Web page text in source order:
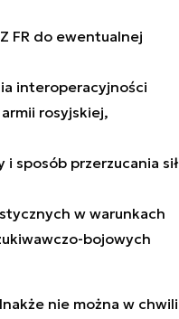
FR do ewentualnej
interoperacyjności
rosyjskiej,
sposób przerzucania sił
w warunkach
bojowych
nie można w chwili